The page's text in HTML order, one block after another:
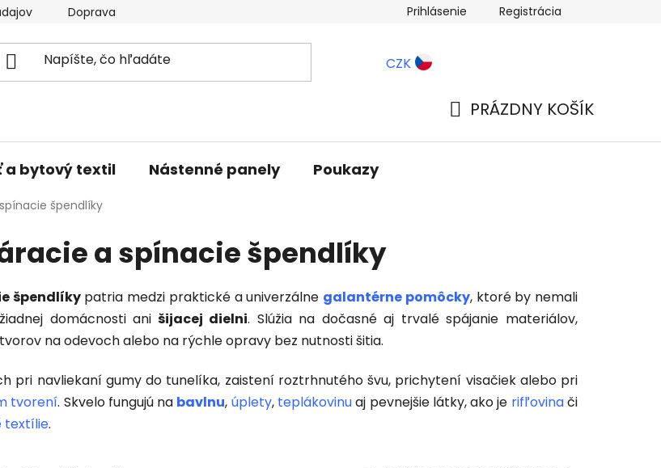
Doprava a platba Blog
Prihlásenie Registrácia
CZK
PRÁZDNY KOŠÍK
a bytový textil Nástenné panely Poukazy
špendlíky
a spínacie špendlíky
špendlíkypatria medzi praktické a univerzálne galantérne pomôcky, ktoré by nemali
domácnosti ani šijacej dielni. Slúžia na dočasné aj trvalé spájanie materiálov,
na odevoch alebo na rýchle opravy bez nutnosti šitia.
pri navliekaní gumy do tunelíka, zaistení roztrhnutého švu, prichytení visačiek alebo pri
tvorení. Skvelo fungujú na bavlnu, úplety, teplákovinuaj pevnejšie látky, ako je rifľovinači
textílie.